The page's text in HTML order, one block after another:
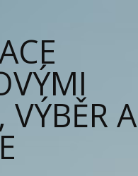
VÝBĚR A